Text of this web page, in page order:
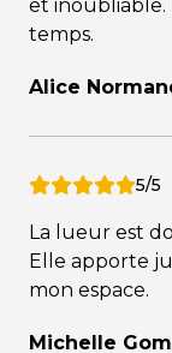
et inoubliable.
temps.
Alice
5/5
La lueur est
Elle apporte
mon espace.
Michelle